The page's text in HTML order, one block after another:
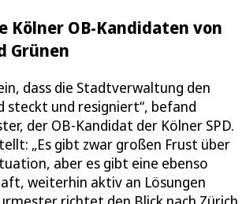
Kölner OB-Kandidaten von
Grünen
dass die Stadtverwaltung den
steckt und resigniert“, befand
der OB-Kandidat der Kölner SPD.
„Es gibt zwar großen Frust über
aber es gibt eine ebenso
weiterhin aktiv an Lösungen